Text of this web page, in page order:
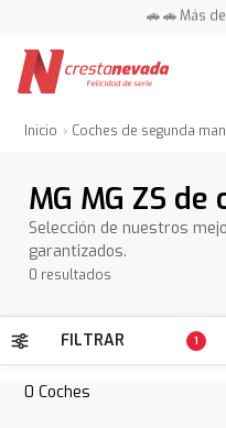
🚗 🚗 Más
Inicio Coches de segunda
MG MG ZS de
Selección de nuestros
garantizados.
0 resultados
FILTRAR 1
0 Coches